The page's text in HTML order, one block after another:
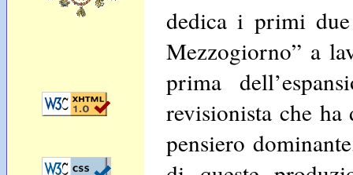
dedica i primi
Mezzogiorno” a
prima
revisionista che
pensiero